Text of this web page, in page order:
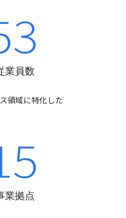
業員数
領域に特化した
業拠点